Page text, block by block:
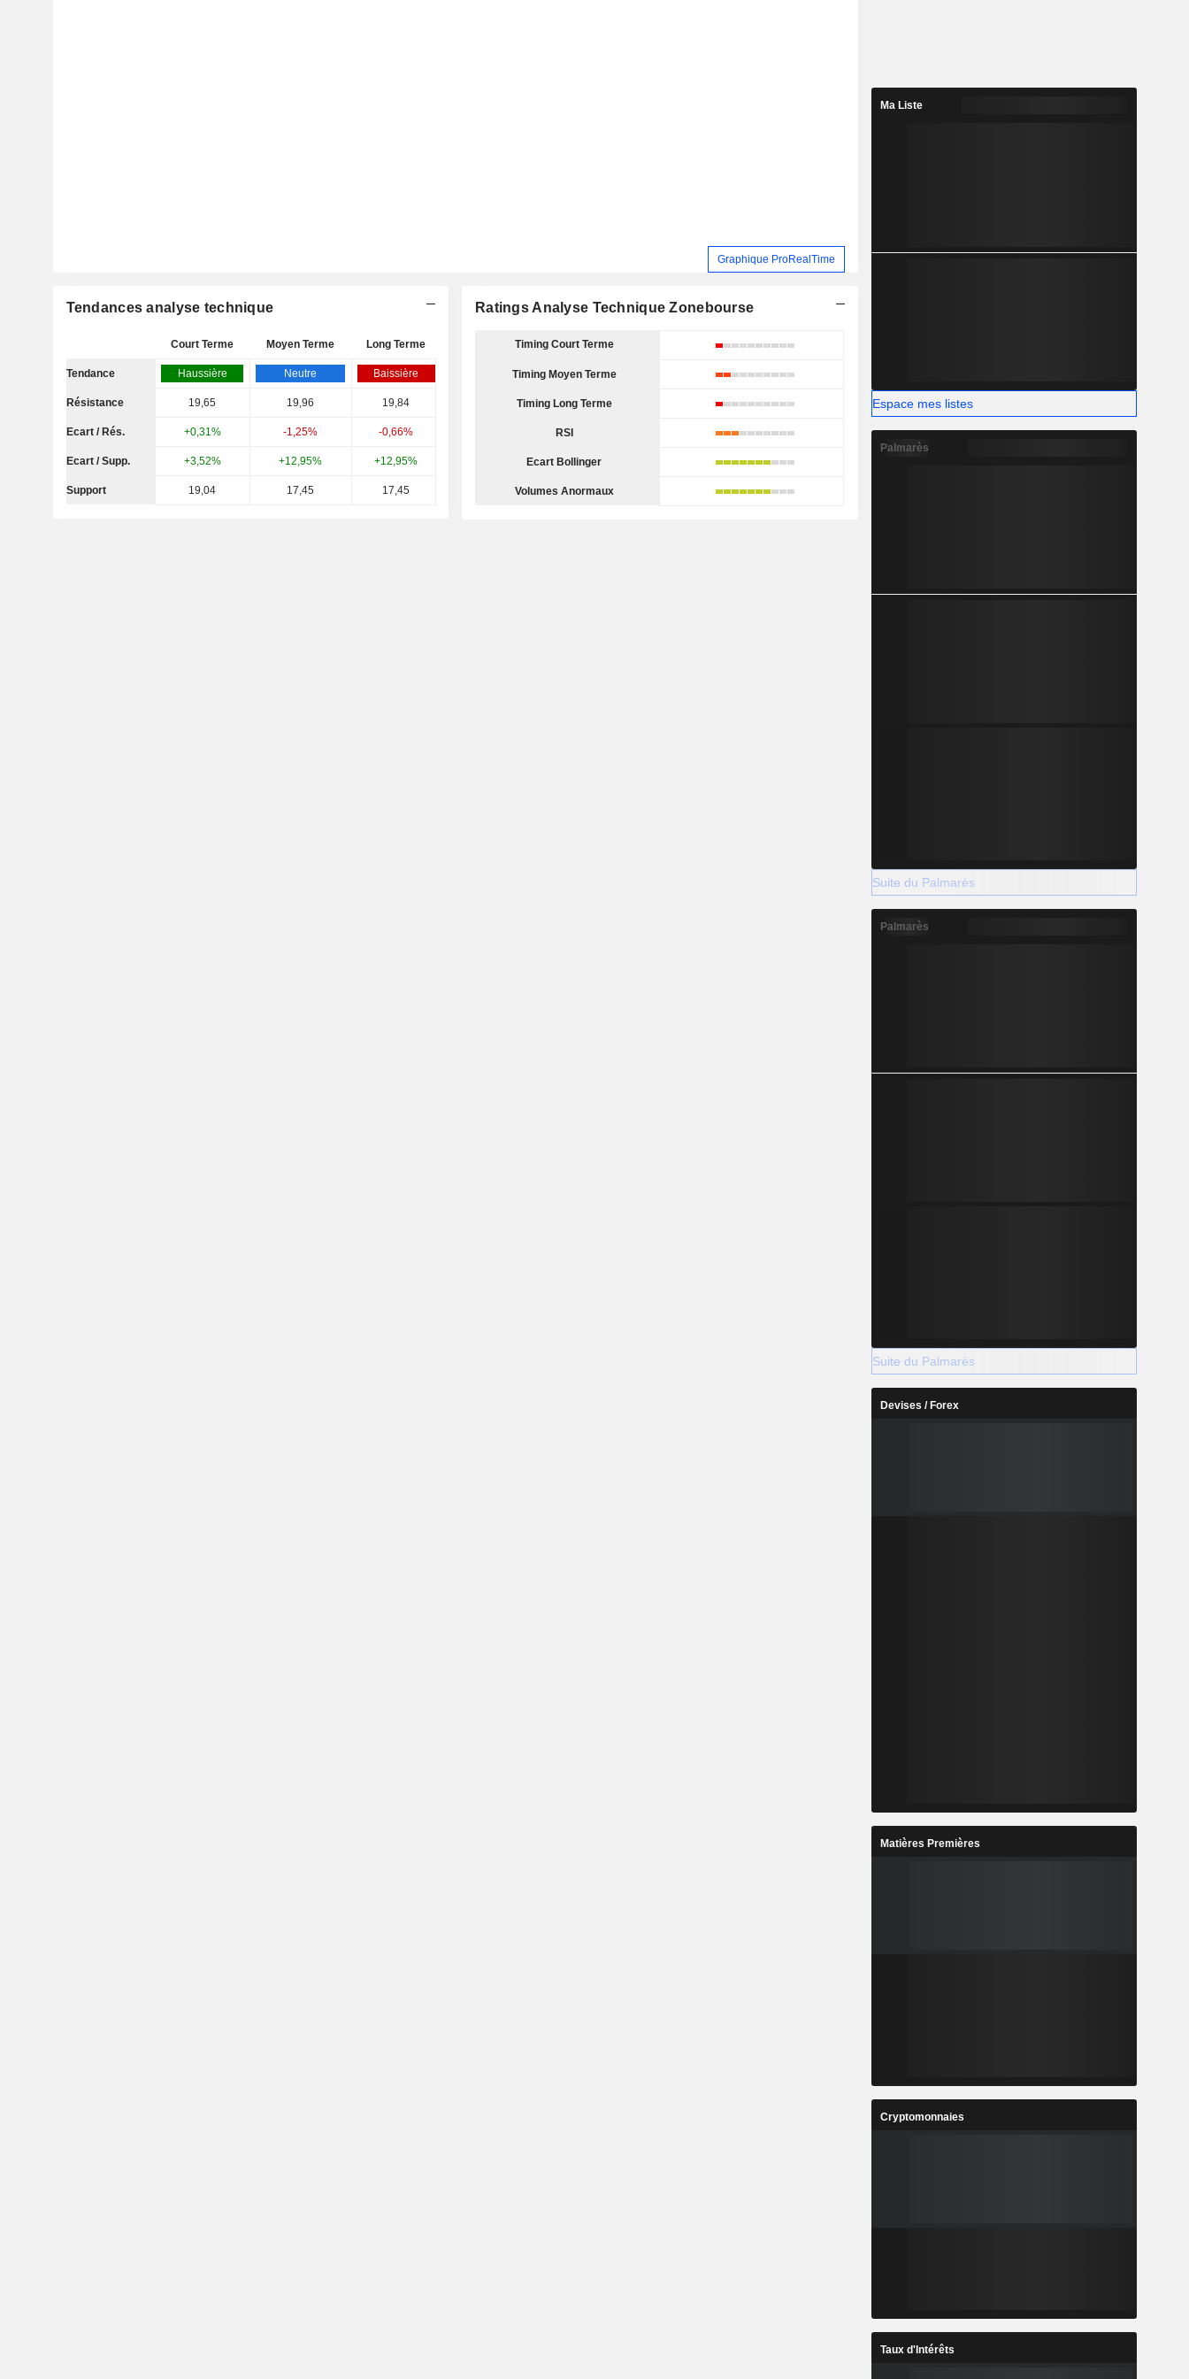
Graphique ProRealTime
Tendances analyse technique
Court Terme Moyen Terme Long Terme
Tendance Haussière Neutre Baissière
Résistance 19,65 19,96 19,84
Ecart / Rés. +0,31% -1,25% -0,66%
Ecart / Supp. +3,52% +12,95% +12,95%
Support 19,04 17,45 17,45
Ratings Analyse Technique Zonebourse
Timing Court Terme
Timing Moyen Terme
Timing Long Terme
RSI
Ecart Bollinger
Volumes Anormaux
Ma Liste
Espace mes listes
Palmarès
Suite du Palmarès
Palmarès
Suite du Palmarès
Devises / Forex
Matières Premières
Cryptomonnaies
Taux d'Intérêts